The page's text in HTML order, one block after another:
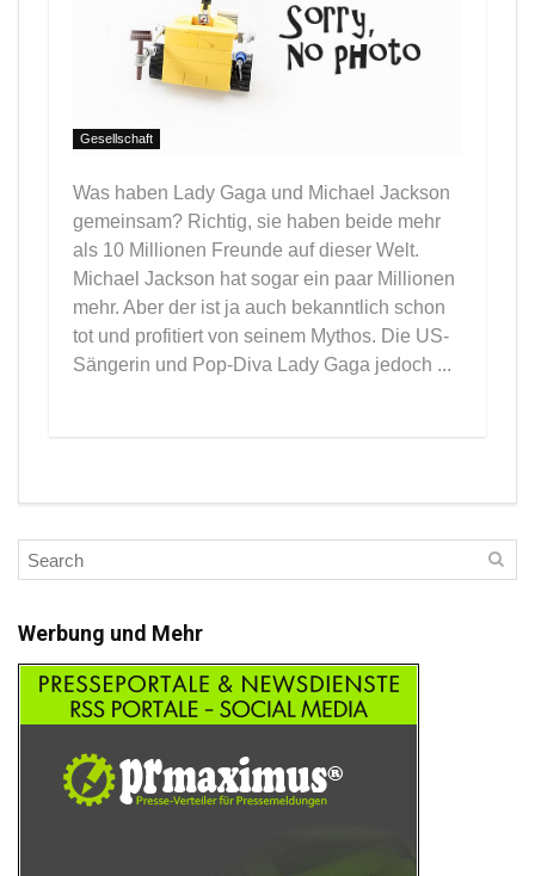
Gesellschaft
Was haben Lady Gaga und Michael Jackson
gemeinsam? Richtig, sie haben beide mehr
als 10 Millionen Freunde auf dieser Welt.
Michael Jackson hat sogar ein paar Millionen
mehr. Aber der ist ja auch bekanntlich schon
tot und profitiert von seinem Mythos. Die US-
Sängerin und Pop-Diva Lady Gaga jedoch ...
Werbung und Mehr